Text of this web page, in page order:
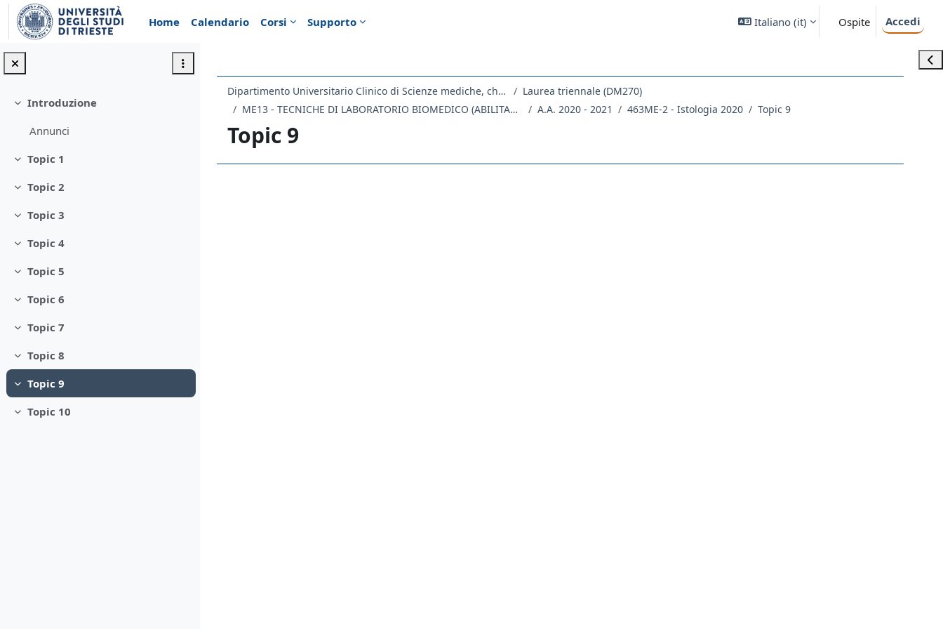
Vai al contenuto principale
Home
Calendario Corsi Supporto Italiano ‎(it)‎ Ospite Accedi
Minimizza
Introduzione
Annunci
Minimizza
Topic 1
Minimizza
Topic 2
Minimizza
Topic 3
Minimizza
Topic 4
Minimizza
Topic 5
Minimizza
Topic 6
Minimizza
Topic 7
Minimizza
Topic 8
Minimizza
Topic 9
Minimizza
Topic 10
Dipartimento Universitario Clinico di Scienze mediche, chirurgiche e della salute
Laurea triennale (DM270)
ME13 - TECNICHE DI LABORATORIO BIOMEDICO (ABILITANTE ALLA PROFESSIONE SANITARIA DI TECNICO DI LABORATORIO BIOMEDICO)
A.A. 2020 - 2021 463ME-2 - Istologia 2020 Topic 9
Topic 9